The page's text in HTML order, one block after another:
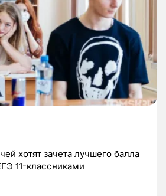
хотят зачета лучшего балла
11-классниками